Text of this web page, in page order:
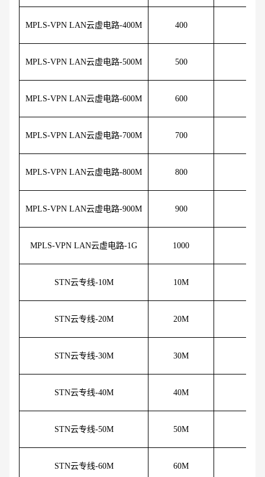
MPLS-VPN LAN云虚电路-400M 400
MPLS-VPN LAN云虚电路-500M 500
MPLS-VPN LAN云虚电路-600M 600
MPLS-VPN LAN云虚电路-700M 700
MPLS-VPN LAN云虚电路-800M 800
MPLS-VPN LAN云虚电路-900M 900
MPLS-VPN LAN云虚电路-1G 1000
STN云专线-10M 10M
STN云专线-20M 20M
STN云专线-30M 30M
STN云专线-40M 40M
STN云专线-50M 50M
STN云专线-60M 60M